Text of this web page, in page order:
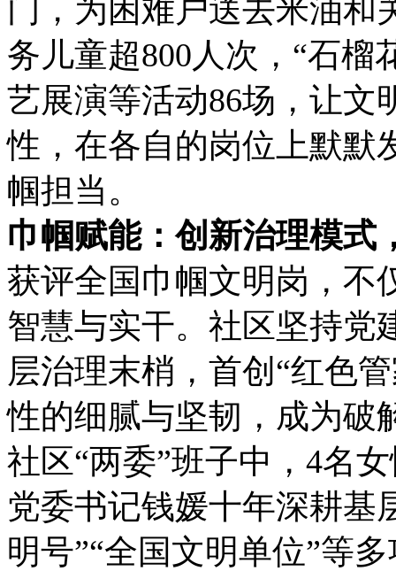
门，为困难户送去米油和
务儿童超800人次，“石榴
艺展演等活动86场，让文
性，在各自的岗位上默默
帼担当。
巾帼赋能：创新治理模式
获评全国巾帼文明岗，不
智慧与实干。社区坚持党
层治理末梢，首创“红色
性的细腻与坚韧，成为破
社区“两委”班子中，4名
党委书记钱媛十年深耕基
明号”“全国文明单位”等